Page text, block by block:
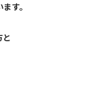
す。